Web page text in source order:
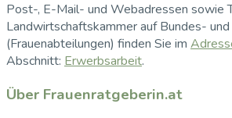
Post-, E-Mail- und Webadressen sowie
Landwirtschaftskammer auf Bundes-
(Frauenabteilungen) finden Sie im
Abschnitt: Erwerbsarbeit.
Über Frauenratgeberin.at